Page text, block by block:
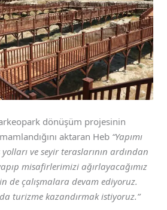
dönüşüm projesinin
aktaran Heb “Yapımı
ve seyir teraslarının ardından
misafirlerimizi ağırlayacağımız
de çalışmalara devam ediyoruz.
turizme kazandırmak istiyoruz.”